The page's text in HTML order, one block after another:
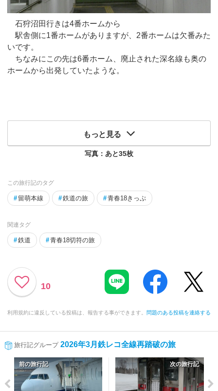
石狩沼田行きは4番ホームから
駅舎側に1番ホームがありますが、2番ホームは欠番みた
いです。
ちなみにこの先は6番ホーム、廃止された深名線も奥の
ホームから出発していたような。
もっと見る
写真：あと35枚
この旅行記のタグ
# 留萌本線 #鉄道の旅 #青春18きっぷ
関連タグ
#鉄道 #青春18切符の旅
10
利用規約に違反している投稿は、報告する事ができます。 問題のある投稿を連絡する
旅行記グループ 2026年3月鉄レコ全線再踏破の旅
前の旅行記 次の旅行記